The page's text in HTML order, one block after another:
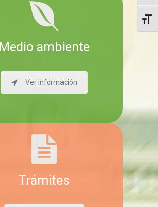
Medio ambiente
Ver información
Trámites